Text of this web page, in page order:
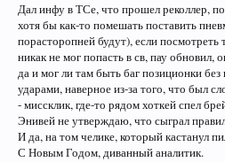
Дал инфу в ТСе, что прошел реколлер,
хотя бы как-то помешать поставить
порасторопней будут), если
никак не мог попасть в св, пау обновил,
да и мог ли там быть баг позиционки
ударами, наверное из-за того, что был
- миссклик, где-то рядом хоткей спел
Энивей не утверждаю, что сыграл
И да, на том челике, который кастанул
С Новым Годом, диванный аналитик.